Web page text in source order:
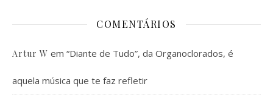
COMENTÁRIOS
Artur W em “Diante de Tudo”, da Organoclorados, é
aquela música que te faz refletir